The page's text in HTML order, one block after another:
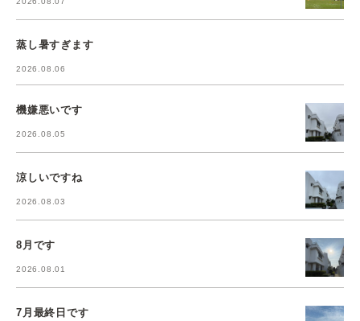
蒸し暑すぎます
2026.08.06
機嫌悪いです
2026.08.05
涼しいですね
2026.08.03
8月です
2026.08.01
7月最終日です